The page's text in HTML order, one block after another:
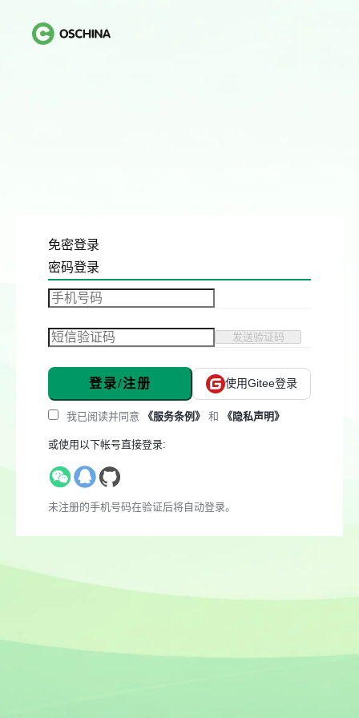
免密登录
密码登录
发送验证码
登录/注册 使用Gitee登录
我已阅读并同意 《服务条例》 和 《隐私声明》
或使用以下帐号直接登录:
未注册的手机号码在验证后将自动登录。